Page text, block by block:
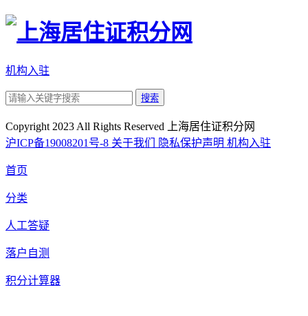
机构入驻
搜索
Copyright 2023 All Rights Reserved 上海居住证积分网
沪ICP备19008201号-8 关于我们 隐私保护声明 机构入驻
首页
分类
人工答疑
落户自测
积分计算器